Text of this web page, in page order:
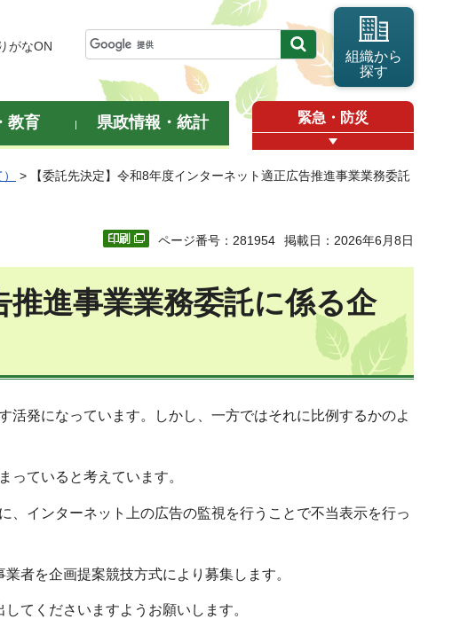
がなON
組織から
探す
教育 県政情報・統計 緊急・防災
> 【委託先決定】令和8年度インターネット適正広告推進事業業務委託
ページ番号：281954 掲載日：2026年6月8日
推進事業業務委託に係る企
発になっています。しかし、一方ではそれに比例するかのよ
っていると考えています。
インターネット上の広告の監視を行うことで不当表示を行っ
者を企画提案競技方式により募集します。
てくださいますようお願いします。